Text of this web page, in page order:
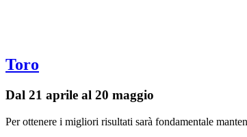
Toro
Dal 21 aprile al 20 maggio
Per ottenere i migliori risultati sarà fondamentale